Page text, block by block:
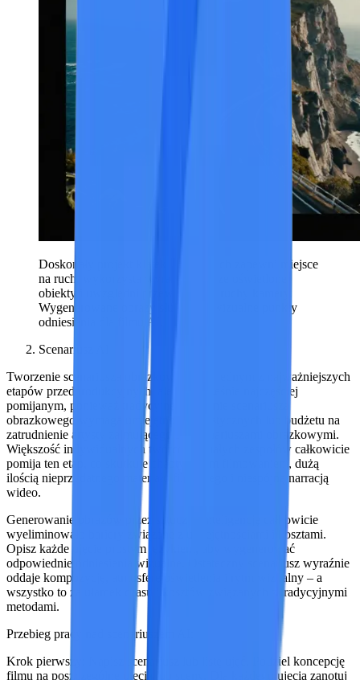
Doskonały projekt klatek kluczowych zapewni miejsce
na ruch, wykorzysta wyraźne, dobrze oświetlone
obiekty i uwzględni przewidywane ruchy kamery.
Wygenerowane obrazy służą jako wizualne punkty
odniesienia dla filmu AI.
Scenariusz AI
Tworzenie scenariusza obrazkowego jest jednym z najważniejszych
etapów przedprodukcyjnych, ale jednocześnie najczęściej
pomijanym, ponieważ tradycyjne tworzenie scenariusza
obrazkowego wymaga umiejętności artystycznych lub budżetu na
zatrudnienie artysty zajmującego się scenariuszami obrazkowymi.
Większość indywidualnych twórców i małych zespołów całkowicie
pomija ten etap, co skutkuje chaotycznym filmowaniem, dużą
ilością nieprzydatnego materiału filmowego i niespójną narracją
wideo.
Generowanie obrazów przez sztuczną inteligencję całkowicie
wyeliminowało bariery związane z umiejętnościami i kosztami.
Opisz każde ujęcie prostym językiem, aby wygenerować
odpowiednie odniesienia wizualne. Ostateczny scenariusz wyraźnie
oddaje kompozycję, atmosferę oświetlenia i rytm wizualny – a
wszystko to za ułamek czasu i kosztów związanych z tradycyjnymi
metodami.
Przebieg pracy nad scenariuszem AI:
Krok pierwszy: Napisz scenariusz lub listę ujęć. Podziel koncepcję
filmu na poszczególne ujęcia lub sceny. Dla każdego ujęcia zanotuj